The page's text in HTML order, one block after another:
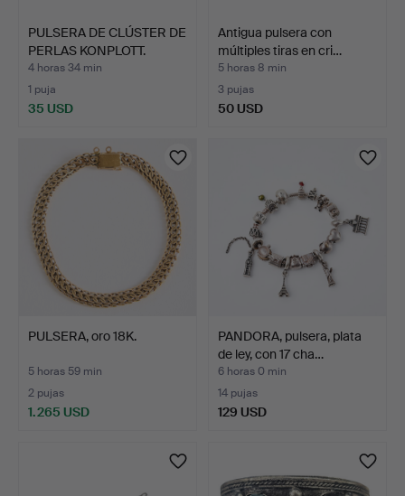
PULSERA DE CLÚSTER DE
PERLAS KONPLOTT.
4 horas 34 min
1 puja
35 USD
Antigua pulsera con
múltiples tiras en cri…
5 horas 8 min
3 pujas
50 USD
PULSERA, oro 18K.
5 horas 59 min
2 pujas
1.265 USD
PANDORA, pulsera, plata
de ley, con 17 cha…
6 horas 0 min
14 pujas
129 USD